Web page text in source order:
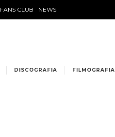
FANS CLUB NEWS
DISCOGRAFIA FILMOGRAFIA